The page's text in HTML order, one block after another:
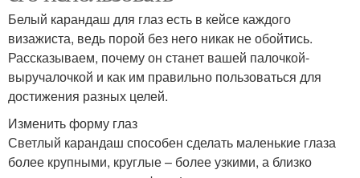
Белый карандаш для глаз есть в кейсе каждого
визажиста, ведь порой без него никак не обойтись.
Рассказываем, почему он станет вашей палочкой-
выручалочкой и как им правильно пользоваться для
достижения разных целей.
Изменить форму глаз
Светлый карандаш способен сделать маленькие глаза
более крупными, круглые – более узкими, а близко